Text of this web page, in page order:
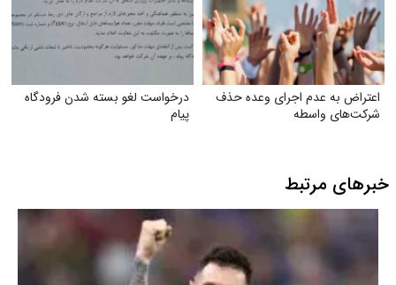
اعتراض به عدم اجرای وعده حذف
شرکت‌های واسطه
درخواست لغو بسته شدن فرودگاه
پیام
خبرهای مرتبط